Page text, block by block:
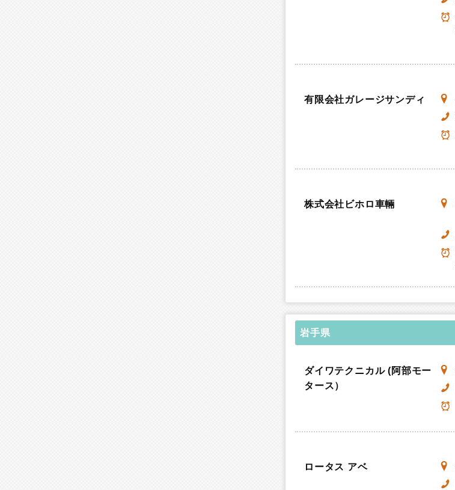
有限会社ガレージサンディ
株式会社ビホロ車輛
岩手県
ダイワテクニカル (阿部モー
タース）
ロータス アベ